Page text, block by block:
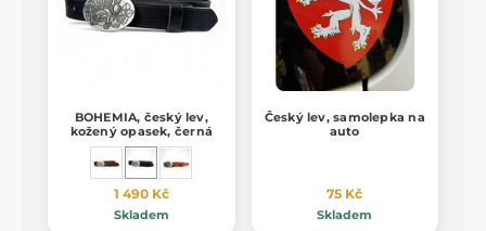
BOHEMIA, český lev,
kožený opasek, černá
1 490 Kč
Skladem
Český lev, samolepka na
auto
75 Kč
Skladem